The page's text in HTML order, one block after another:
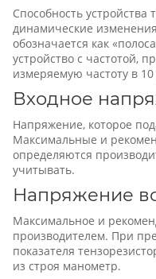
Способность
динамические
обозначается как
устройство с частотой,
измеряемую частоту в 10
Входное
Напряжение, которое
Максимальные и
определяются
учитывать.
Напряжение
Максимальное и
производителем. При
показателя
из строя манометр.